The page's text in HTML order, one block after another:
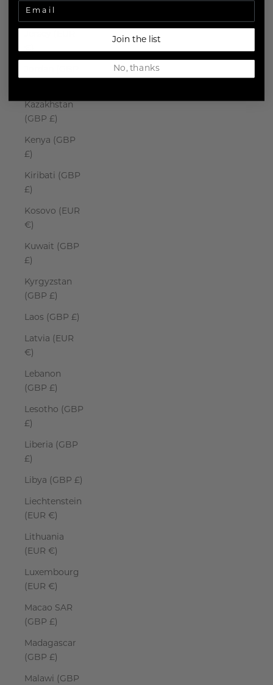
Japan (JPY ¥)
Kazakhstan
(GBP £)
Kenya (GBP
£)
Kiribati (GBP
£)
Kosovo (EUR
€)
Kuwait (GBP
£)
Kyrgyzstan
(GBP £)
Laos (GBP £)
Latvia (EUR
€)
Lebanon
(GBP £)
Lesotho (GBP
£)
Liberia (GBP
£)
Libya (GBP £)
Liechtenstein
(EUR €)
Lithuania
(EUR €)
Luxembourg
(EUR €)
Macao SAR
(GBP £)
Madagascar
(GBP £)
Malawi (GBP
Join the list
No, thanks